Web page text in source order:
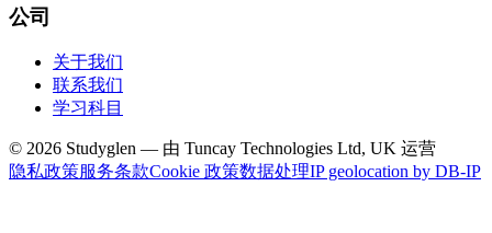
公司
关于我们
联系我们
学习科目
© 2026 Studyglen — 由 Tuncay Technologies Ltd, UK 运营
隐私政策服务条款Cookie 政策数据处理IP geolocation by DB-IP